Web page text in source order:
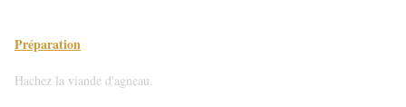
Préparation
Hachez la viande d'agneau.